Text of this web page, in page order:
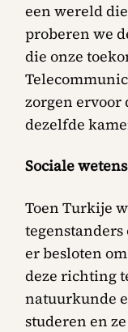
een wereld
proberen we
die onze
zorgen ervoor
dezelfde
Sociale
Toen Turkije
er besloten
deze richting
natuurkunde
studeren en